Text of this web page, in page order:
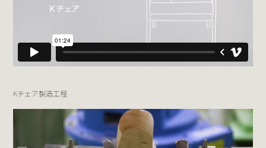
Kチェア製造工程